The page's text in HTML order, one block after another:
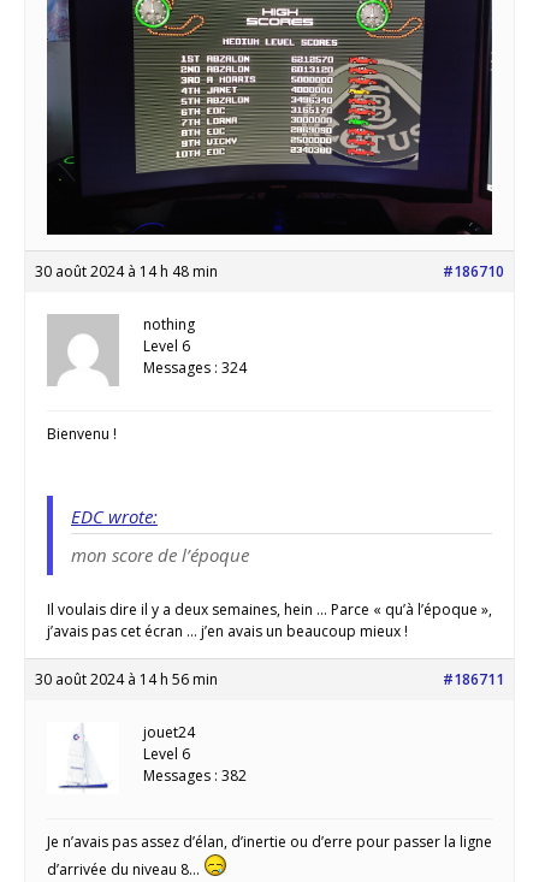
30 août 2024 à 14 h 48 min #186710
nothing
Level 6
Messages : 324
Bienvenu !
EDC wrote:
mon score de l’époque
Il voulais dire il y a deux semaines, hein … Parce « qu’à l’époque »,
j’avais pas cet écran … j’en avais un beaucoup mieux !
30 août 2024 à 14 h 56 min #186711
jouet24
Level 6
Messages : 382
Je n’avais pas assez d’élan, d’inertie ou d’erre pour passer la ligne
d’arrivée du niveau 8…